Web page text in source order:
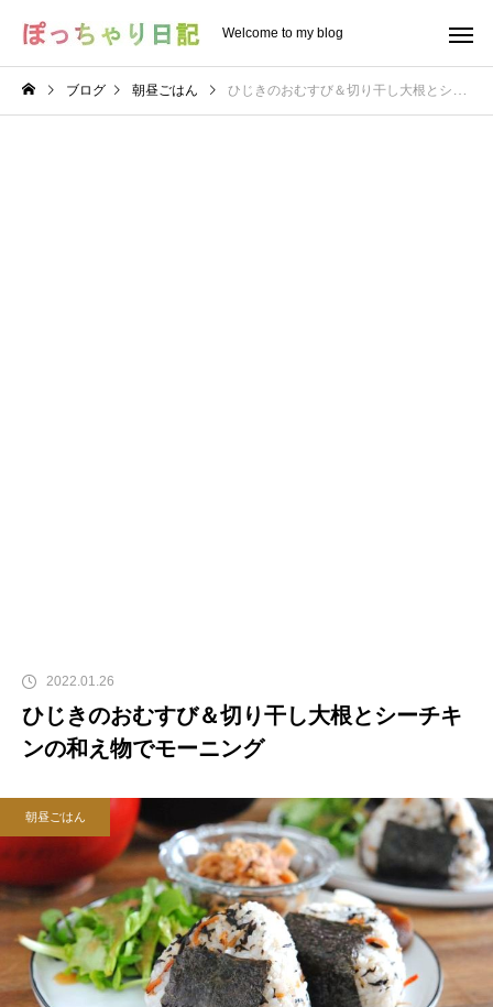
Welcome to my blog
ブログ 朝昼ごはん ひじきのおむすび＆切り干し大根とシーチキンの和え物でモーニング
2022.01.26
ひじきのおむすび＆切り干し大根とシーチキ
ンの和え物でモーニング
朝昼ごはん